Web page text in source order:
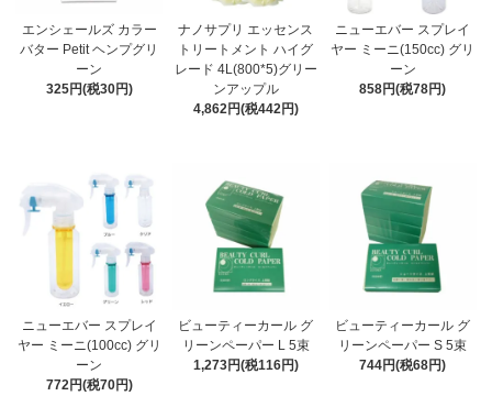
エンシェールズ カラー
バター Petit ヘンプグリ
ーン
325円(税30円)
ナノサプリ エッセンス
トリートメント ハイグ
レード 4L(800*5)グリー
ンアップル
4,862円(税442円)
ニューエバー スプレイ
ヤー ミーニ(150cc) グリ
ーン
858円(税78円)
ニューエバー スプレイ
ヤー ミーニ(100cc) グリ
ーン
772円(税70円)
ビューティーカール グ
リーンペーパー L 5束
1,273円(税116円)
ビューティーカール グ
リーンペーパー S 5束
744円(税68円)